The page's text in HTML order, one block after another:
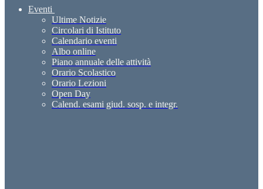
Eventi
Ultime Notizie
Circolari di Istituto
Calendario eventi
Albo online
Piano annuale delle attività
Orario Scolastico
Orario Lezioni
Open Day
Calend. esami giud. sosp. e integr.